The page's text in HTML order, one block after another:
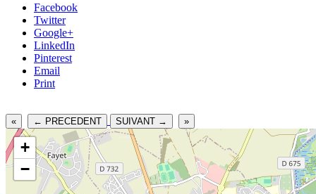
Facebook
Twitter
Google+
LinkedIn
Pinterest
Email
Print
« ← PRECEDENT SUIVANT → »
+
−